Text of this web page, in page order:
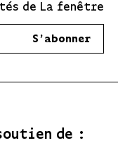
de La fenêtre
S'abonner
de :